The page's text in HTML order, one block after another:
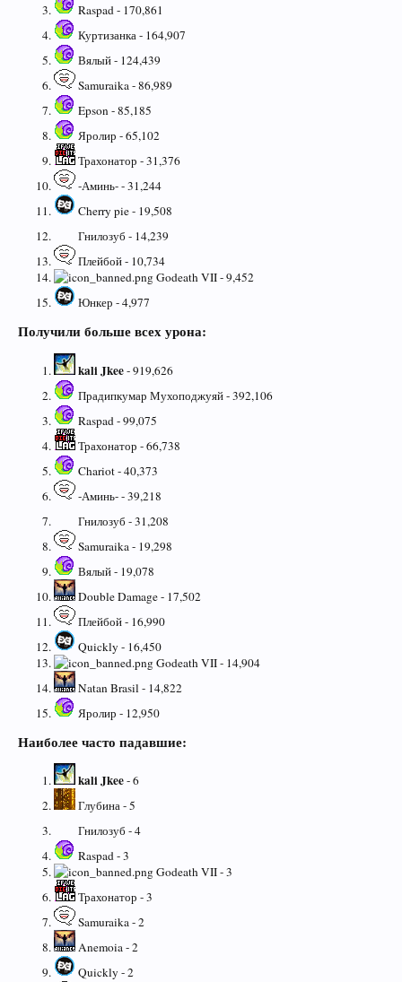
Raspad - 170,861
Куртизанка - 164,907
Вялый - 124,439
Samuraika - 86,989
Epson - 85,185
Яролир - 65,102
Трахонатор - 31,376
-Аминь- - 31,244
Cherry pie - 19,508
Гнилозуб - 14,239
Плейбой - 10,734
Godeath VII - 9,452
Юнкер - 4,977
Получили больше всех урона:
kali Jkee- 919,626
Прадипкумар Мухоподжуяй - 392,106
Raspad - 99,075
Трахонатор - 66,738
Chariot - 40,373
-Аминь- - 39,218
Гнилозуб - 31,208
Samuraika - 19,298
Вялый - 19,078
Double Damage - 17,502
Плейбой - 16,990
Quickly - 16,450
Godeath VII - 14,904
Natan Brasil - 14,822
Яролир - 12,950
Наиболее часто падавшие:
kali Jkee- 6
Глубина - 5
Гнилозуб - 4
Raspad - 3
Godeath VII - 3
Трахонатор - 3
Samuraika - 2
Anemoia - 2
Quickly - 2